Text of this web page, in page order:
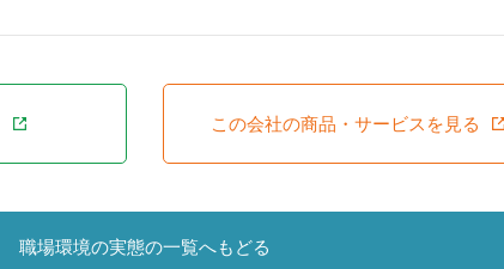
この会社の商品・サービスを見る
職場環境の実態の一覧へもどる